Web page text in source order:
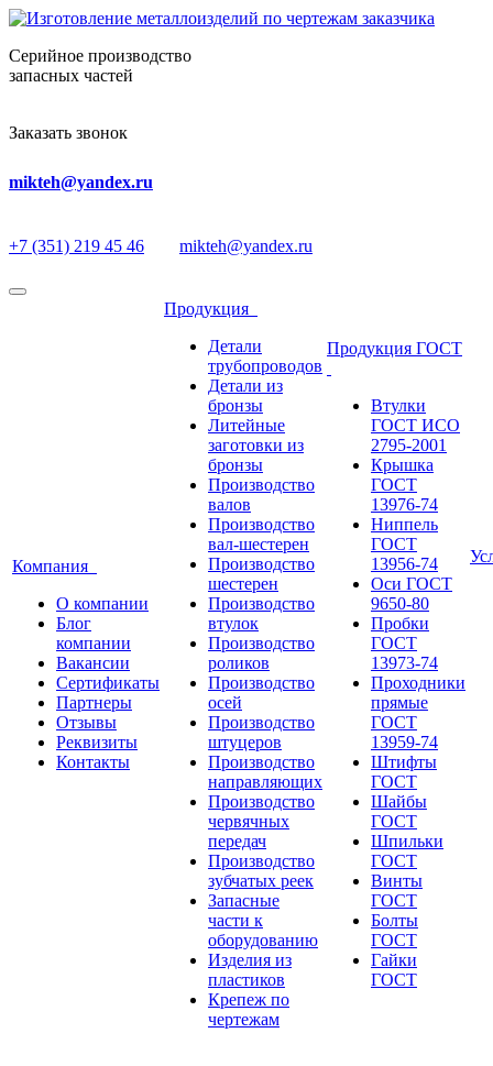
Серийное производство
запасных частей
Заказать звонок
mikteh@yandex.ru
+7 (351) 219 45 46 mikteh@yandex.ru
Компания
О компании
Блог
компании
Вакансии
Сертификаты
Партнеры
Отзывы
Реквизиты
Контакты
Продукция
Детали
трубопроводов
Детали из
бронзы
Литейные
заготовки из
бронзы
Производство
валов
Производство
вал-шестерен
Производство
шестерен
Производство
втулок
Производство
роликов
Производство
осей
Производство
штуцеров
Производство
направляющих
Производство
червячных
передач
Производство
зубчатых реек
Запасные
части к
оборудованию
Изделия из
пластиков
Крепеж по
чертежам
Продукция ГОСТ
Втулки
ГОСТ ИСО
2795-2001
Крышка
ГОСТ
13976-74
Ниппель
ГОСТ
13956-74
Оси ГОСТ
9650-80
Пробки
ГОСТ
13973-74
Проходники
прямые
ГОСТ
13959-74
Штифты
ГОСТ
Шайбы
ГОСТ
Шпильки
ГОСТ
Винты
ГОСТ
Болты
ГОСТ
Гайки
ГОСТ